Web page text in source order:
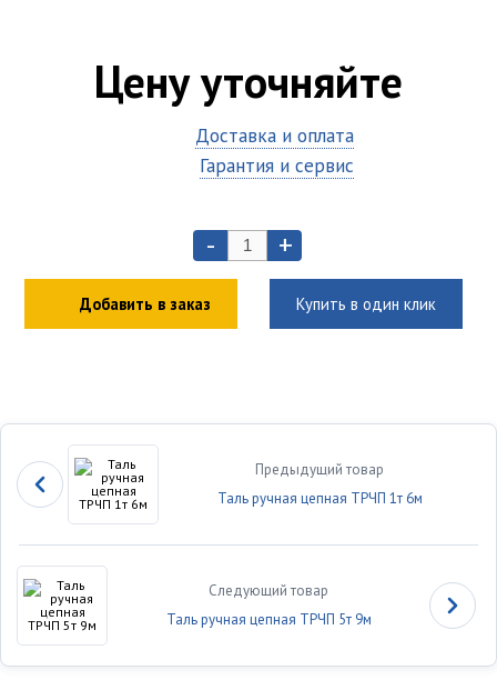
Цену уточняйте
Доставка и оплата
Гарантия и сервис
- +
Добавить в заказ Купить в один клик
Предыдущий товар
Таль ручная цепная ТРЧП 1т 6м
Следующий товар
Таль ручная цепная ТРЧП 5т 9м